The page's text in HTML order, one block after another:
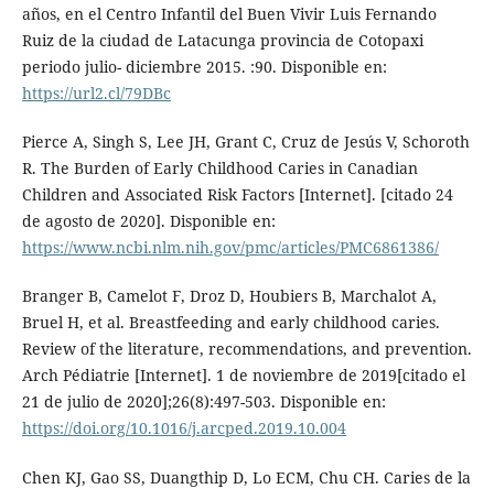
años, en el Centro Infantil del Buen Vivir Luis Fernando
Ruiz de la ciudad de Latacunga provincia de Cotopaxi
periodo julio- diciembre 2015. :90. Disponible en:
https://url2.cl/79DBc
Pierce A, Singh S, Lee JH, Grant C, Cruz de Jesús V, Schoroth
R. The Burden of Early Childhood Caries in Canadian
Children and Associated Risk Factors [Internet]. [citado 24
de agosto de 2020]. Disponible en:
https://www.ncbi.nlm.nih.gov/pmc/articles/PMC6861386/
Branger B, Camelot F, Droz D, Houbiers B, Marchalot A,
Bruel H, et al. Breastfeeding and early childhood caries.
Review of the literature, recommendations, and prevention.
Arch Pédiatrie [Internet]. 1 de noviembre de 2019[citado el
21 de julio de 2020];26(8):497-503. Disponible en:
https://doi.org/10.1016/j.arcped.2019.10.004
Chen KJ, Gao SS, Duangthip D, Lo ECM, Chu CH. Caries de la